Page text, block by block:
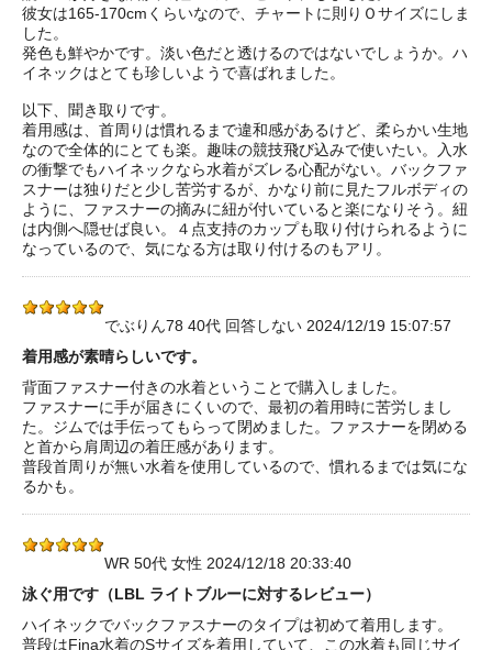
彼女は165-170cmくらいなので、チャートに則りＯサイズにしま
した。
発色も鮮やかです。淡い色だと透けるのではないでしょうか。ハ
イネックはとても珍しいようで喜ばれました。
以下、聞き取りです。
着用感は、首周りは慣れるまで違和感があるけど、柔らかい生地
なので全体的にとても楽。趣味の競技飛び込みで使いたい。入水
の衝撃でもハイネックなら水着がズレる心配がない。バックファ
スナーは独りだと少し苦労するが、かなり前に見たフルボディの
ように、ファスナーの摘みに紐が付いていると楽になりそう。紐
は内側へ隠せば良い。４点支持のカップも取り付けられるように
なっているので、気になる方は取り付けるのもアリ。
でぶりん78 40代 回答しない 2024/12/19 15:07:57
着用感が素晴らしいです。
背面ファスナー付きの水着ということで購入しました。
ファスナーに手が届きにくいので、最初の着用時に苦労しまし
た。ジムでは手伝ってもらって閉めました。ファスナーを閉める
と首から肩周辺の着圧感があります。
普段首周りが無い水着を使用しているので、慣れるまでは気にな
るかも。
WR 50代 女性 2024/12/18 20:33:40
泳ぐ用です（LBL ライトブルーに対するレビュー）
ハイネックでバックファスナーのタイプは初めて着用します。
普段はFina水着のSサイズを着用していて、この水着も同じサイ